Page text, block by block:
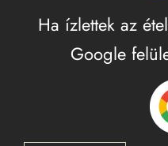
Ha ízlettek az
Google